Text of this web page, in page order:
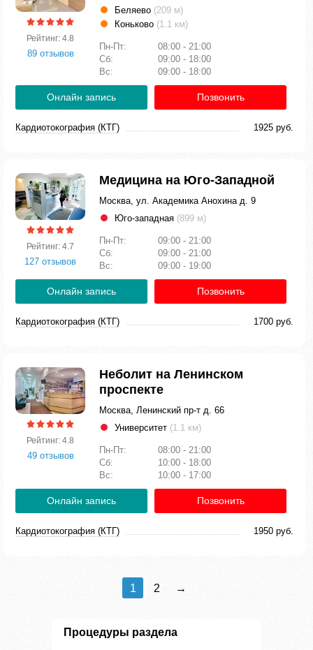
Рейтинг: 4.8
89 отзывов
Беляево (209 м)
Коньково (1.1 км)
Пн-Пт:
08:00 - 21:00
Сб:
09:00 - 18:00
Вс:
09:00 - 18:00
Онлайн запись Позвонить
Кардиотокография (КТГ) 1925 руб.
Рейтинг: 4.7
127 отзывов
Медицина на Юго-Западной
Москва, ул. Академика Анохина д. 9
Юго-западная (899 м)
Пн-Пт:
09:00 - 21:00
Сб:
09:00 - 21:00
Вс:
09:00 - 19:00
Онлайн запись Позвонить
Кардиотокография (КТГ) 1700 руб.
Рейтинг: 4.8
49 отзывов
Неболит на Ленинском
проспекте
Москва, Ленинский пр-т д. 66
Университет (1.1 км)
Пн-Пт:
08:00 - 21:00
Сб:
10:00 - 18:00
Вс:
10:00 - 17:00
Онлайн запись Позвонить
Кардиотокография (КТГ) 1950 руб.
1 2 →
Процедуры раздела